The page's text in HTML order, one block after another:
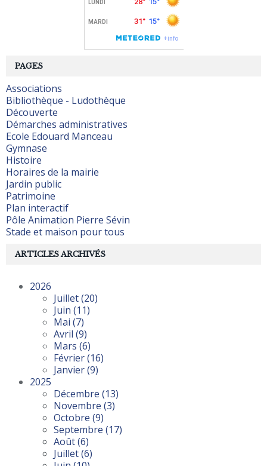
PAGES
Associations
Bibliothèque - Ludothèque
Découverte
Démarches administratives
Ecole Edouard Manceau
Gymnase
Histoire
Horaires de la mairie
Jardin public
Patrimoine
Plan interactif
Pôle Animation Pierre Sévin
Stade et maison pour tous
ARTICLES ARCHIVÉS
2026
Juillet(20)
Juin (11)
Mai (7)
Avril (9)
Mars (6)
Février(16)
Janvier(9)
2025
Décembre (13)
Novembre (3)
Octobre (9)
Septembre (17)
Août(6)
Juillet(6)